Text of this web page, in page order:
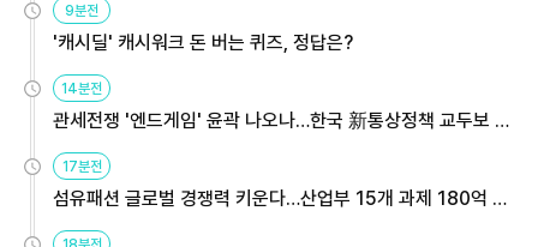
9분전
'캐시딜' 캐시워크 돈 버는 퀴즈, 정답은?
14분전
관세전쟁 '엔드게임' 윤곽 나오나…한국 新통상정책 교두보 활
17분전
섬유패션 글로벌 경쟁력 키운다…산업부 15개 과제 180억 지